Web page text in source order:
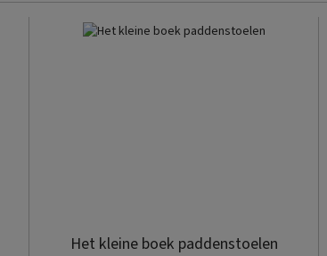
Het kleine boek paddenstoelen